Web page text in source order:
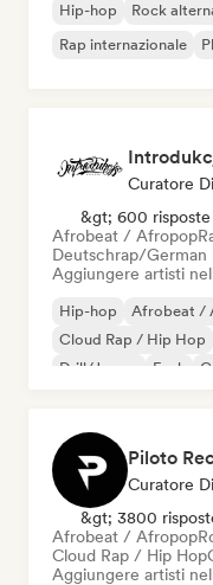
Hip-hop Rock
Rap internazionale
Curatore
&gt; 600 risposte
Afrobeat / Afropop
Deutschrap/German
Aggiungere artisti
Hip-hop Afrobeat /
Cloud Rap / Hip Hop
Drill/Jersey
Funk
Piloto
Curatore
&gt; 3800
Afrobeat / Afropop
Cloud Rap / Hip Hop
Aggiungere artisti